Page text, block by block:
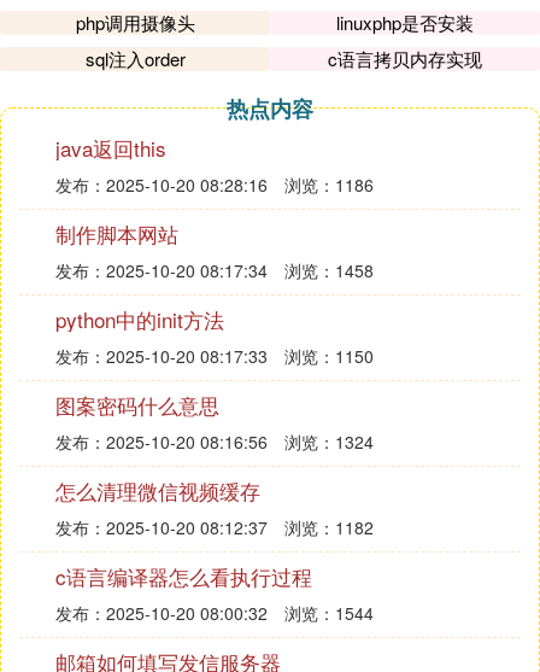
以上查询语句可以帮助我们快速获取销售数据的详细
统计信息，以便进行深入分析和决策。通过调整分组
况。
需要注意的是，在进行时间分组时，务必根据实际需
求选择合适的时间粒度，以确保数据的准确性和有用
性。同时，对于大数据集，可能需要考虑性能优化，
比如使用索引或分区策略。
此外，还可以结合其他条件进行更复杂的统计分析，
例如按地区、产品类别等维度进行分组。通过灵活运
用SQL Server的时间函数和聚合函数，我们可以获
得更加丰富和精确的数据洞见。
❸ SQL按月分组，没有月份的数据如何显
示为0
<=12
以上是oracle的写法。sql server可以用row_number
() over(order by XXX)也可实现。
php调用摄像头
linuxphp是否安装
sql注入order
c语言拷贝内存实现
热点内容
java返回this
发布：2025-10-20 08:28:16 浏览：1186
制作脚本网站
发布：2025-10-20 08:17:34 浏览：1458
python中的init方法
发布：2025-10-20 08:17:33 浏览：1150
图案密码什么意思
发布：2025-10-20 08:16:56 浏览：1324
怎么清理微信视频缓存
发布：2025-10-20 08:12:37 浏览：1182
c语言编译器怎么看执行过程
发布：2025-10-20 08:00:32 浏览：1544
邮箱如何填写发信服务器